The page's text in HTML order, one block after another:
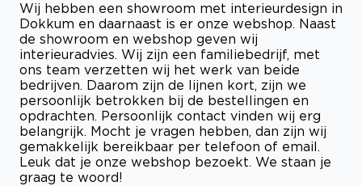
Wij hebben een showroom met interieurdesign in
Dokkum en daarnaast is er onze webshop. Naast
de showroom en webshop geven wij
interieuradvies. Wij zijn een familiebedrijf, met
ons team verzetten wij het werk van beide
bedrijven. Daarom zijn de lijnen kort, zijn we
persoonlijk betrokken bij de bestellingen en
opdrachten. Persoonlijk contact vinden wij erg
belangrijk. Mocht je vragen hebben, dan zijn wij
gemakkelijk bereikbaar per telefoon of email.
Leuk dat je onze webshop bezoekt. We staan je
graag te woord!